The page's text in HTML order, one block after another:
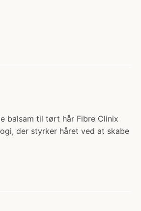
balsam til tørt hår Fibre Clinix
der styrker håret ved at skabe